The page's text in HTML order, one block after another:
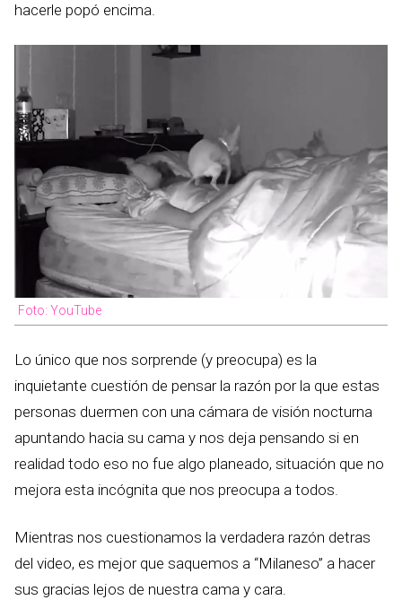
hacerle popó encima.
Foto: YouTube
Lo único que nos sorprende (y preocupa) es la
inquietante cuestión de pensar la razón por la que estas
personas duermen con una cámara de visión nocturna
apuntando hacia su cama y nos deja pensando si en
realidad todo eso no fue algo planeado, situación que no
mejora esta incógnita que nos preocupa a todos.
Mientras nos cuestionamos la verdadera razón detras
del video, es mejor que saquemos a “Milaneso” a hacer
sus gracias lejos de nuestra cama y cara.